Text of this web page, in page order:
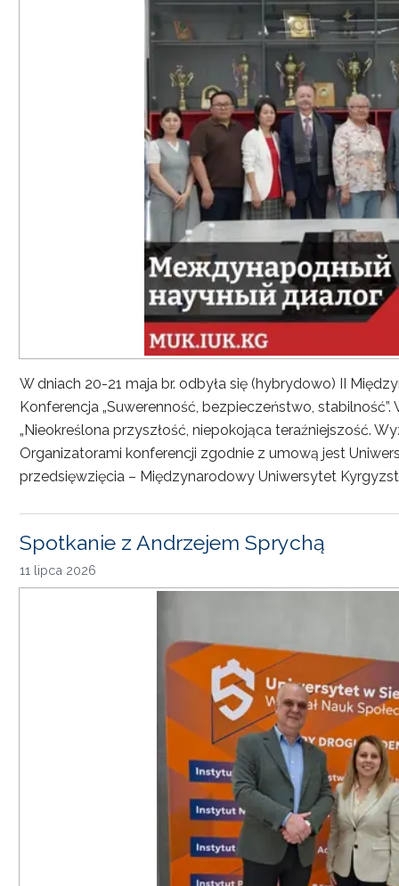
W dniach 20-21 maja br. odbyła się (hybrydowo) II
Konferencja „Suwerenność, bezpieczeństwo,
„Nieokreślona przyszłość, niepokojąca teraźniejszość.
Organizatorami konferencji zgodnie z umową jest
przedsięwzięcia – Międzynarodowy Uniwersytet
Spotkanie z Andrzejem Sprychą
11 lipca 2026